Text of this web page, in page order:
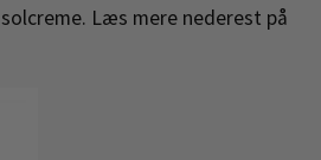
Læs mere nederest på